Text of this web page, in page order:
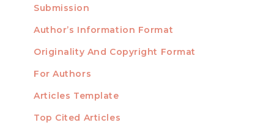
AUTHORS
Submission
Author’s Information Format
Originality And Copyright Format
For Authors
Articles Template
STATISTICS
Top Cited Articles